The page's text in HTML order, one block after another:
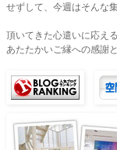
せずして、今週はそんな
頂いてきた心遣いに応え
あたたかいご縁への感謝